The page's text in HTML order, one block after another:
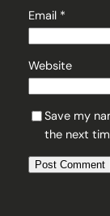
Email *
Website
Save my
the next